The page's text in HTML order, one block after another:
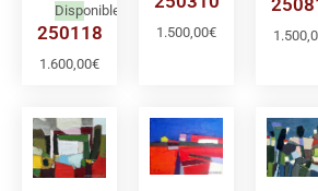
Disponible
250118
1.600,00€
1.500,00€